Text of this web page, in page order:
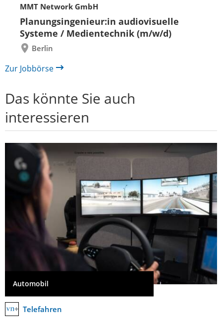
MMT Network GmbH
Planungsingenieur:in audiovisuelle
Systeme / Medientechnik (m/w/d)
Berlin
Folie
zurück
Zur Jobbörse
Das könnte Sie auch
interessieren
Automobil
Telefahren